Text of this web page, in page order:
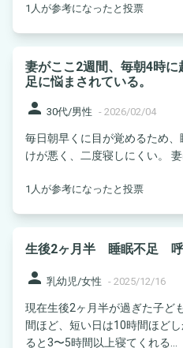
1人が参考になったと投票
妻がここ2週間、毎朝4時
足に悩まされている。
person 30代/男性 - 2026/02/04
毎日朝早くに目が覚めるため
けが悪く、二度寝しにくい。 妻
1人が参考になったと投票
生後2ヶ月半 睡眠不足 呼
person 乳幼児/女性 - 2025/12/16
現在生後2ヶ月半が過ぎた子ど
間ほど、短い日は10時間ほど
ると3〜5時間以上寝てくれる...